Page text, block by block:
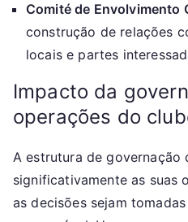
Comité de Envolvimento
construção de relações
locais e partes
Impacto da
operações do
A estrutura de governação
significativamente as suas
as decisões sejam